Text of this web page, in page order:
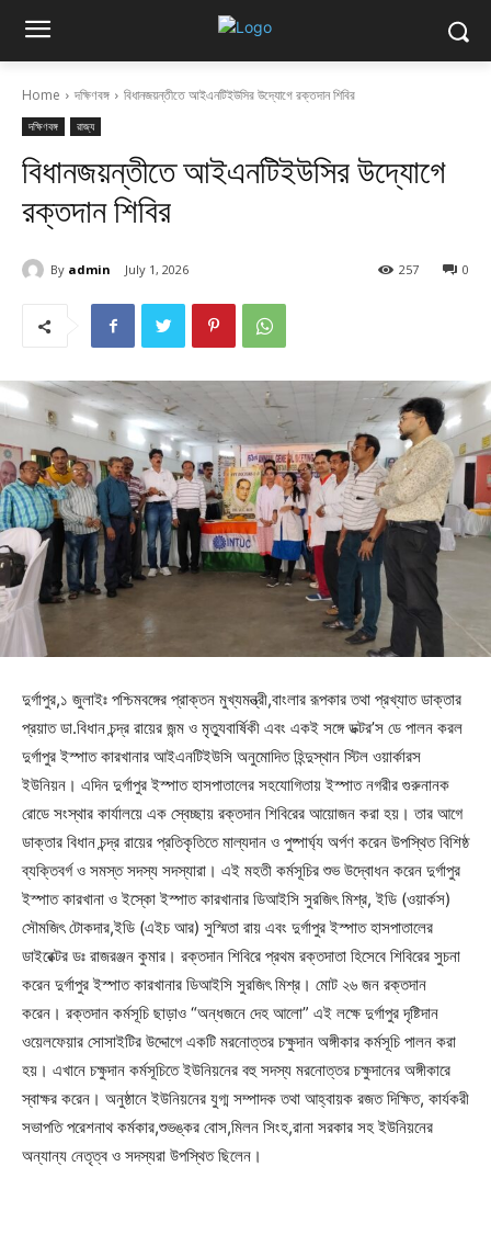
Home দক্ষিণবঙ্গ বিধানজয়ন্তীতে আইএনটিইউসির উদ্যোগে রক্তদান শিবির
দক্ষিণবঙ্গ রাজ্য
বিধানজয়ন্তীতে আইএনটিইউসির উদ্যোগে
রক্তদান শিবির
By admin July 1, 2026 0
257
দুর্গাপুর,১ জুলাইঃ পশ্চিমবঙ্গের প্রাক্তন মুখ্যমন্ত্রী,বাংলার রূপকার তথা প্রখ্যাত ডাক্তার
প্রয়াত ডা.বিধান চন্দ্র রায়ের জন্ম ও মৃত্যুবার্ষিকী এবং একই সঙ্গে ডক্টর’স ডে পালন করল
দুর্গাপুর ইস্পাত কারখানার আইএনটিইউসি অনুমোদিত হিন্দুস্থান স্টিল ওয়ার্কারস
ইউনিয়ন। এদিন দুর্গাপুর ইস্পাত হাসপাতালের সহযোগিতায় ইস্পাত নগরীর গুরুনানক
রোডে সংস্থার কার্যালয়ে এক স্বেচ্ছায় রক্তদান শিবিরের আয়োজন করা হয়। তার আগে
ডাক্তার বিধান চন্দ্র রায়ের প্রতিকৃতিতে মাল্যদান ও পুষ্পার্ঘ্য অর্পণ করেন উপস্থিত বিশিষ্ঠ
ব্যক্তিবর্গ ও সমস্ত সদস্য সদস্যারা। এই মহতী কর্মসূচির শুভ উদ্বোধন করেন দুর্গাপুর
ইস্পাত কারখানা ও ইস্কো ইস্পাত কারখানার ডিআইসি সুরজিৎ মিশ্র, ইডি (ওয়ার্কস)
সৌমজিৎ টোকদার,ইডি (এইচ আর) সুস্মিতা রায় এবং দুর্গাপুর ইস্পাত হাসপাতালের
ডাইরেক্টর ডঃ রাজরঞ্জন কুমার। রক্তদান শিবিরে প্রথম রক্তদাতা হিসেবে শিবিরের সুচনা
করেন দুর্গাপুর ইস্পাত কারখানার ডিআইসি সুরজিৎ মিশ্র। মোট ২৬ জন রক্তদান
করেন। রক্তদান কর্মসূচি ছাড়াও “অন্ধজনে দেহ আলো” এই লক্ষে দুর্গাপুর দৃষ্টিদান
ওয়েলফেয়ার সোসাইটির উদ্দোগে একটি মরনোত্তর চক্ষুদান অঙ্গীকার কর্মসূচি পালন করা
হয়। এখানে চক্ষুদান কর্মসূচিতে ইউনিয়নের বহু সদস্য মরনোত্তর চক্ষুদানের অঙ্গীকারে
স্বাক্ষর করেন। অনুষ্ঠানে ইউনিয়নের যুগ্ম সম্পাদক তথা আহ্বায়ক রজত দিক্ষিত, কার্যকরী
সভাপতি পরেশনাথ কর্মকার,শুভঙ্কর বোস,মিলন সিংহ,রানা সরকার সহ ইউনিয়নের
অন্যান্য নেতৃত্ব ও সদস্যরা উপস্থিত ছিলেন।